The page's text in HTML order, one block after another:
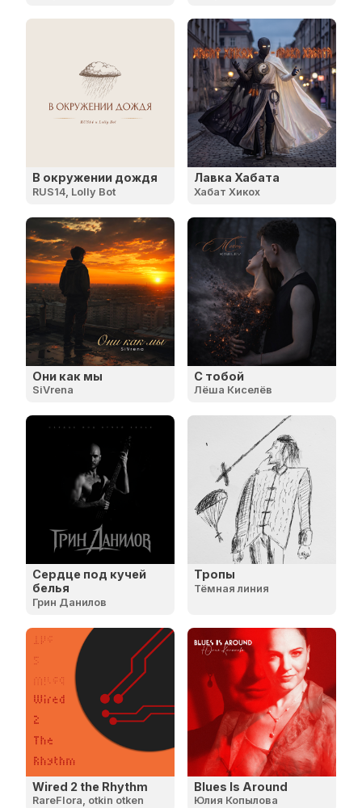
В окружении дождя
RUS14, Lolly Bot
Лавка Хабата
Хабат Хикох
Они как мы
SiVrena
С тобой
Лёша Киселёв
Сердце под кучей
белья
Грин Данилов
Тропы
Тёмная линия
Wired 2 the Rhythm
RareFlora, otkin otken
Blues Is Around
Юлия Копылова